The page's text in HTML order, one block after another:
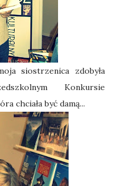
siostrzenica zdobyła
Konkursie
chciała być damą...